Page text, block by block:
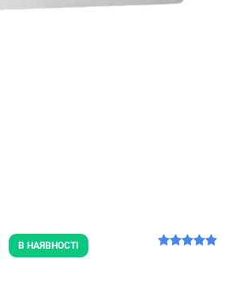
В НАЯВНОСТІ